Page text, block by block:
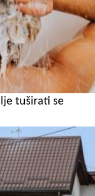
tuširati se